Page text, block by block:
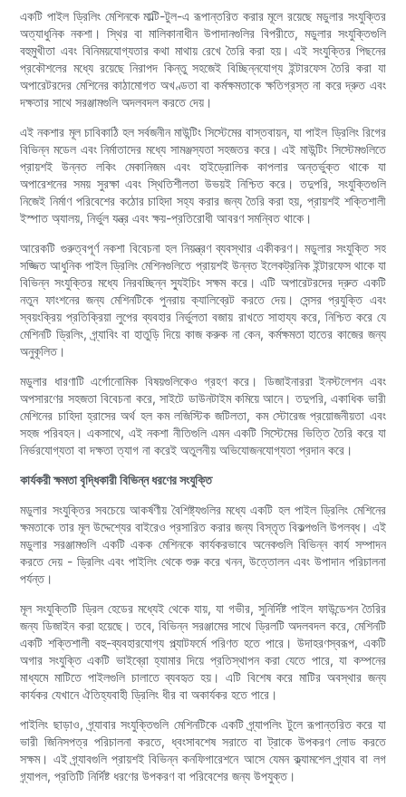
একটি পাইল ড্রিলিং মেশিনকে মাল্টি-টুল-এ রূপান্তরিত করার মূলে রয়েছে মডুলার সংযুক্তির
অত্যাধুনিক নকশা। স্থির বা মালিকানাধীন উপাদানগুলির বিপরীতে, মডুলার সংযুক্তিগুলি
বহুমুখীতা এবং বিনিময়যোগ্যতার কথা মাথায় রেখে তৈরি করা হয়। এই সংযুক্তির পিছনের
প্রকৌশলের মধ্যে রয়েছে নিরাপদ কিন্তু সহজেই বিচ্ছিন্নযোগ্য ইন্টারফেস তৈরি করা যা
অপারেটরদের মেশিনের কাঠামোগত অখণ্ডতা বা কর্মক্ষমতাকে ক্ষতিগ্রস্ত না করে দ্রুত এবং
দক্ষতার সাথে সরঞ্জামগুলি অদলবদল করতে দেয়।
এই নকশার মূল চাবিকাঠি হল সর্বজনীন মাউন্টিং সিস্টেমের বাস্তবায়ন, যা পাইল ড্রিলিং রিগের
বিভিন্ন মডেল এবং নির্মাতাদের মধ্যে সামঞ্জস্যতা সহজতর করে। এই মাউন্টিং সিস্টেমগুলিতে
প্রায়শই উন্নত লকিং মেকানিজম এবং হাইড্রোলিক কাপলার অন্তর্ভুক্ত থাকে যা
অপারেশনের সময় সুরক্ষা এবং স্থিতিশীলতা উভয়ই নিশ্চিত করে। তদুপরি, সংযুক্তিগুলি
নিজেই নির্মাণ পরিবেশের কঠোর চাহিদা সহ্য করার জন্য তৈরি করা হয়, প্রায়শই শক্তিশালী
ইস্পাত অ্যালয়, নির্ভুল যন্ত্র এবং ক্ষয়-প্রতিরোধী আবরণ সমন্বিত থাকে।
আরেকটি গুরুত্বপূর্ণ নকশা বিবেচনা হল নিয়ন্ত্রণ ব্যবস্থার একীকরণ। মডুলার সংযুক্তি সহ
সজ্জিত আধুনিক পাইল ড্রিলিং মেশিনগুলিতে প্রায়শই উন্নত ইলেকট্রনিক ইন্টারফেস থাকে যা
বিভিন্ন সংযুক্তির মধ্যে নিরবচ্ছিন্ন স্যুইচিং সক্ষম করে। এটি অপারেটরদের দ্রুত একটি
নতুন ফাংশনের জন্য মেশিনটিকে পুনরায় ক্যালিব্রেট করতে দেয়। সেন্সর প্রযুক্তি এবং
স্বয়ংক্রিয় প্রতিক্রিয়া লুপের ব্যবহার নির্ভুলতা বজায় রাখতে সাহায্য করে, নিশ্চিত করে যে
মেশিনটি ড্রিলিং, গ্র্যাবিং বা হাতুড়ি দিয়ে কাজ করুক না কেন, কর্মক্ষমতা হাতের কাজের জন্য
অনুকূলিত।
মডুলার ধারণাটি এর্গোনোমিক বিষয়গুলিকেও গ্রহণ করে। ডিজাইনাররা ইনস্টলেশন এবং
অপসারণের সহজতা বিবেচনা করে, সাইটে ডাউনটাইম কমিয়ে আনে। তদুপরি, একাধিক ভারী
মেশিনের চাহিদা হ্রাসের অর্থ হল কম লজিস্টিক জটিলতা, কম স্টোরেজ প্রয়োজনীয়তা এবং
সহজ পরিবহন। একসাথে, এই নকশা নীতিগুলি এমন একটি সিস্টেমের ভিত্তি তৈরি করে যা
নির্ভরযোগ্যতা বা দক্ষতা ত্যাগ না করেই অতুলনীয় অভিযোজনযোগ্যতা প্রদান করে।
কার্যকরী ক্ষমতা বৃদ্ধিকারী বিভিন্ন ধরণের সংযুক্তি
মডুলার সংযুক্তির সবচেয়ে আকর্ষণীয় বৈশিষ্ট্যগুলির মধ্যে একটি হল পাইল ড্রিলিং মেশিনের
ক্ষমতাকে তার মূল উদ্দেশ্যের বাইরেও প্রসারিত করার জন্য বিস্তৃত বিকল্পগুলি উপলব্ধ। এই
মডুলার সরঞ্জামগুলি একটি একক মেশিনকে কার্যকরভাবে অনেকগুলি বিভিন্ন কার্য সম্পাদন
করতে দেয় - ড্রিলিং এবং পাইলিং থেকে শুরু করে খনন, উত্তোলন এবং উপাদান পরিচালনা
পর্যন্ত।
মূল সংযুক্তিটি ড্রিল হেডের মধ্যেই থেকে যায়, যা গভীর, সুনির্দিষ্ট পাইল ফাউন্ডেশন তৈরির
জন্য ডিজাইন করা হয়েছে। তবে, বিভিন্ন সরঞ্জামের সাথে ড্রিলটি অদলবদল করে, মেশিনটি
একটি শক্তিশালী বহু-ব্যবহারযোগ্য প্ল্যাটফর্মে পরিণত হতে পারে। উদাহরণস্বরূপ, একটি
অগার সংযুক্তি একটি ভাইব্রো হ্যামার দিয়ে প্রতিস্থাপন করা যেতে পারে, যা কম্পনের
মাধ্যমে মাটিতে পাইলগুলি চালাতে ব্যবহৃত হয়। এটি বিশেষ করে মাটির অবস্থার জন্য
কার্যকর যেখানে ঐতিহ্যবাহী ড্রিলিং ধীর বা অকার্যকর হতে পারে।
পাইলিং ছাড়াও, গ্র্যাবার সংযুক্তিগুলি মেশিনটিকে একটি গ্র্যাপলিং টুলে রূপান্তরিত করে যা
ভারী জিনিসপত্র পরিচালনা করতে, ধ্বংসাবশেষ সরাতে বা ট্রাকে উপকরণ লোড করতে
সক্ষম। এই গ্র্যাবগুলি প্রায়শই বিভিন্ন কনফিগারেশনে আসে যেমন ক্ল্যামশেল গ্র্যাব বা লগ
গ্র্যাপল, প্রতিটি নির্দিষ্ট ধরণের উপকরণ বা পরিবেশের জন্য উপযুক্ত।